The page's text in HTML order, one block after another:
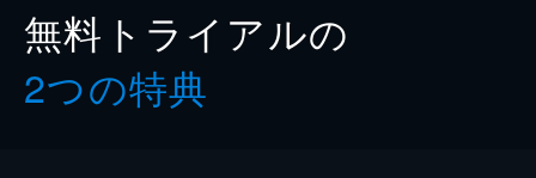
無料トライアルの
2つの特典